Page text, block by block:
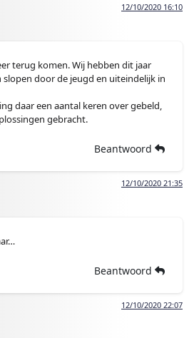
12/10/2020 16:10
terug komen. Wij hebben dit jaar
slopen door de jeugd en uiteindelijk in
daar een aantal keren over gebeld,
gebracht.
Beantwoord
12/10/2020 21:35
Beantwoord
12/10/2020 22:07